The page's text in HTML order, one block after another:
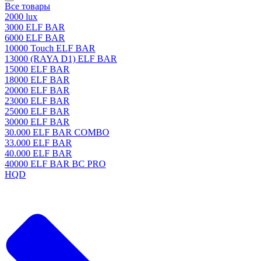
Все товары
2000 lux
3000 ELF BAR
6000 ELF BAR
10000 Touch ELF BAR
13000 (RAYA D1) ELF BAR
15000 ELF BAR
18000 ELF BAR
20000 ELF BAR
23000 ELF BAR
25000 ELF BAR
30000 ELF BAR
30.000 ELF BAR COMBO
33.000 ELF BAR
40.000 ELF BAR
40000 ELF BAR BC PRO
HQD